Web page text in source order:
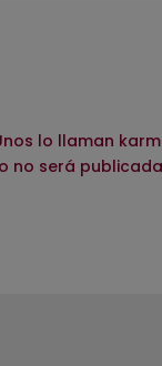
lo llaman
no será